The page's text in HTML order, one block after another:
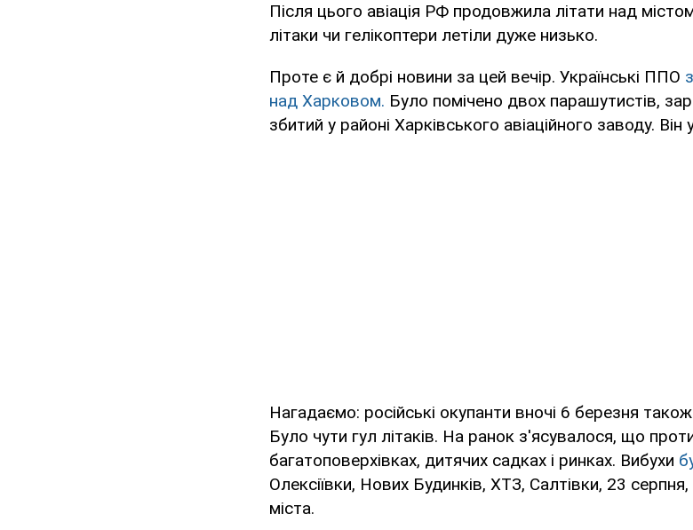
Після цього авіація РФ продовжила літати над
літаки чи гелікоптери летіли дуже низько.
Проте є й добрі новини за цей вечір. Українські ППО
над Харковом. Було помічено двох парашутистів,
збитий у районі Харківського авіаційного заводу. Він
Нагадаємо: російські окупанти вночі 6 березня також
Було чути гул літаків. На ранок з'ясувалося, що
багатоповерхівках, дитячих садках і ринках. Вибухи
Олексіївки, Нових Будинків, ХТЗ, Салтівки, 23 серпня,
міста.